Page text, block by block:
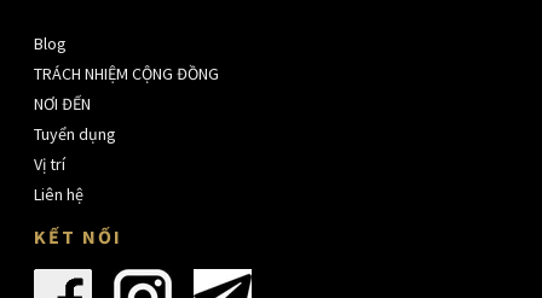
Blog
TRÁCH NHIỆM CỘNG ĐỒNG
NƠI ĐẾN
Tuyển dụng
Vị trí
Liên hệ
KẾT NỐI